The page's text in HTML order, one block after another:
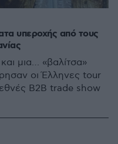
υπεροχής από τους
μια… «βαλίτσα»
οι Έλληνες tour
B2B trade show